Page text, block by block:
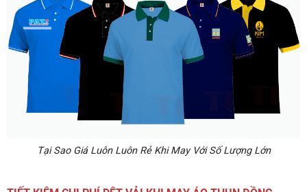
Tại Sao Giá Luôn Luôn Rẻ Khi May Với Số Lượng Lớn